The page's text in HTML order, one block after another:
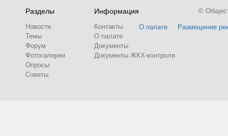
Разделы
Новости
Темы
Форум
Фотогалереи
Опросы
Советы
Информация
Контакты
О палате
Документы
Документы ЖКХ-контроля
О палате Размещение
©